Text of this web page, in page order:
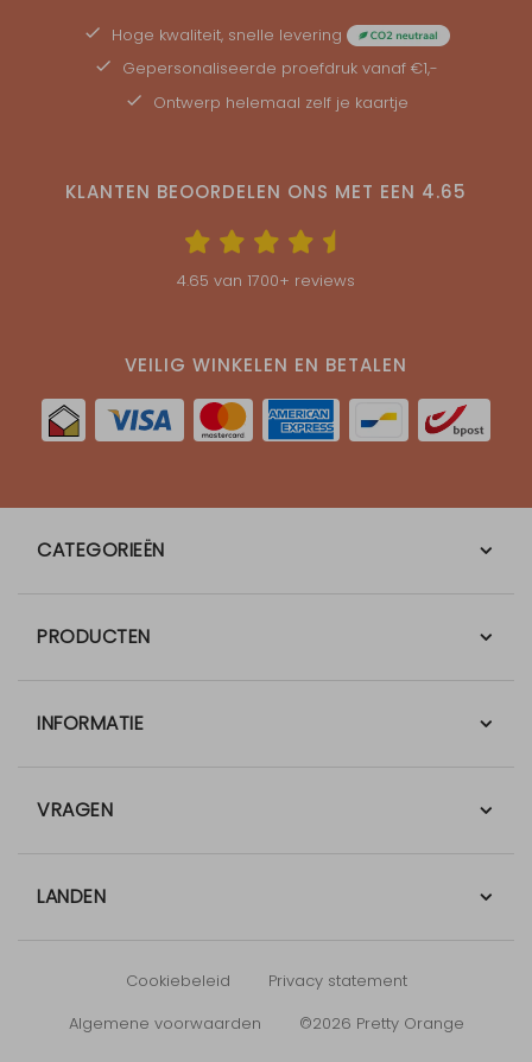
Hoge kwaliteit, snelle levering
Gepersonaliseerde proefdruk vanaf €1,-
Ontwerp helemaal zelf je kaartje
KLANTEN BEOORDELEN ONS MET EEN 4.65
4.65 van 1700+ reviews
VEILIG WINKELEN EN BETALEN
CATEGORIEËN
PRODUCTEN
INFORMATIE
VRAGEN
LANDEN
Cookiebeleid
Privacy statement
Algemene voorwaarden
©2026 Pretty Orange